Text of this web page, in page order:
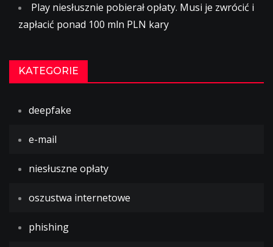
Play niesłusznie pobierał opłaty. Musi je zwrócić i
zapłacić ponad 100 mln PLN kary
KATEGORIE
deepfake
e-mail
niesłuszne opłaty
oszustwa internetowe
phishing